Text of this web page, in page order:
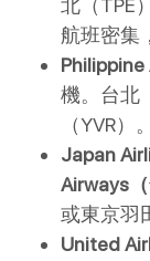
北（TPE
航班密集
Philippine
機。台北
（YVR）。
Japan
Airways（
或東京羽
United